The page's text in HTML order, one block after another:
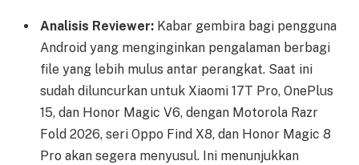
Analisis Reviewer: Kabar gembira bagi pengguna
Android yang menginginkan pengalaman berbagi
file yang lebih mulus antar perangkat. Saat ini
sudah diluncurkan untuk Xiaomi 17T Pro, OnePlus
15, dan Honor Magic V6, dengan Motorola Razr
Fold 2026, seri Oppo Find X8, dan Honor Magic 8
Pro akan segera menyusul. Ini menunjukkan